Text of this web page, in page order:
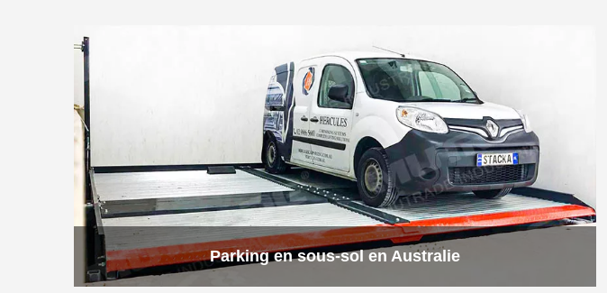
Parking en sous-sol en Australie